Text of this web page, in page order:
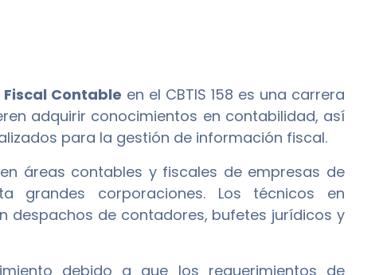
Contable en el CBTIS 158 es una carrera
adquirir conocimientos en contabilidad, así
para la gestión de información fiscal.
áreas contables y fiscales de empresas de
grandes corporaciones. Los técnicos en
despachos de contadores, bufetes jurídicos y
debido a que los requerimientos de